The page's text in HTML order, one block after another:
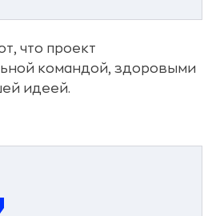
что проект
командой, здоровыми
идеей.